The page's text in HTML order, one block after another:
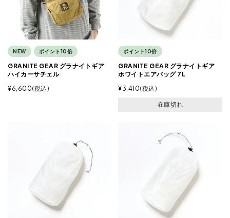
NEW ポイント10倍
GRANITE GEAR グラナイトギア
ハイカーサチェル
¥6,600 税込
ポイント10倍
GRANITE GEAR グラナイトギア
ホワイトエアバッグ 7L
¥3,410 税込
在庫切れ